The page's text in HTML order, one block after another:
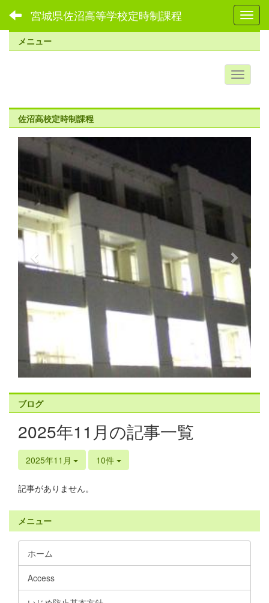
宮城県佐沼高等学校定時制課程
メニュー
佐沼高校定時制課程
r
e
v
i
o
s
ブログ
2025年11月の記事一覧
2025年11月 10件
記事がありません。
メニュー
ホーム
Access